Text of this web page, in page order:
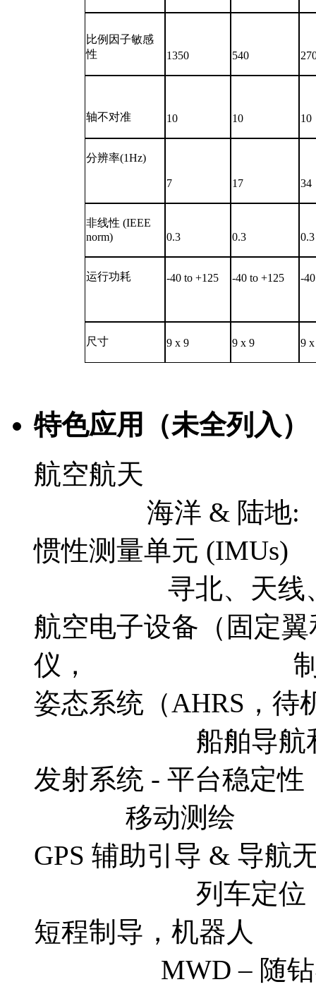
比例因子敏感
性
1350 540
轴不对准 10 10 10
分辨率(1Hz)
7 17 34
非线性 (IEEE
norm)
0.3 0.3 0.3
运行功耗 -40 to +125 -40 to +125 -
尺寸 9 x 9 9 x 9 9
特色应用（未全列入）
航
海洋 & 陆地:
惯性测
寻北、天线、
航空电子设备（固定
仪， 制导，
姿态系统（
船舶导航和
发射系统
移动测绘
GPS 辅助引
列车定位（
短程制
MWD – 随钻